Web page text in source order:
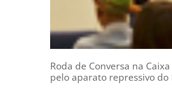
Roda de Conversa na
pelo aparato repressivo